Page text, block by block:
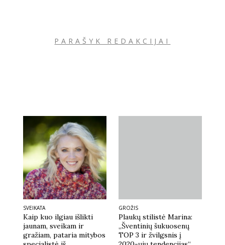
PARAŠYK REDAKCIJAI
SVEIKATA
Kaip kuo ilgiau išlikti
jaunam, sveikam ir
gražiam, pataria mitybos
GROŽIS
Plaukų stilistė Marina:
„Šventinių šukuosenų
TOP 3 ir žvilgsnis į